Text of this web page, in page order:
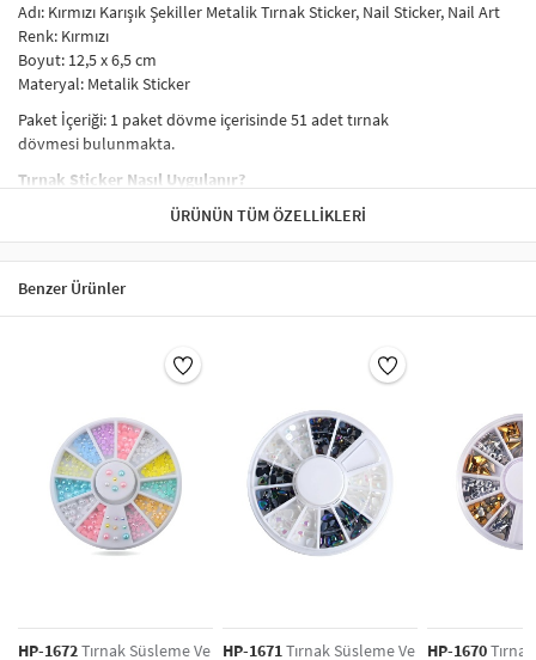
Adı: Kırmızı Karışık Şekiller Metalik Tırnak Sticker, Nail Sticker, Nail Art
Renk: Kırmızı
Boyut: 12,5 x 6,5 cm
Materyal: Metalik Sticker
Paket İçeriği: 1 paket dövme içerisinde 51 adet tırnak
dövmesi bulunmakta.
Tırnak Sticker Nasıl Uygulanır?
Tırnak sticker uygulamasının aşamalarışu şekilde sıralanabilir:
Tırnağın yağsız ve kuru olduğundan emin olunur.
Tırnaklar uzunsa kesilir ve törpülenir. Bu işlem sırasında
tırnakların çok fazla kısaltılmaması tercih edilebilir.
süsünün dikkat çekmesi tercih ediliyorsa koyu renk oje
Oje kuruduktan sonra tırnak süsü (sticker) yüzeyden cımbız ve
benzeri yardımıyla yavaşça çıkartılıp, tırnakta istenen noktaya
konur.
Sticker üzerine şeffaf
ince bir kat olacak şekilde sürülür ve
kuruması beklenir. Bu şekilde tırnaklar parlar ve tırnak
süslerinin daha uzun kullanımı sağlanır.
ÜRÜNÜN TÜM ÖZELLIKLERI
Benzer Ürünler
HP-1672Tırnak Süsleme Ve
HP-1671Tırnak Süsleme Ve
HP-1670